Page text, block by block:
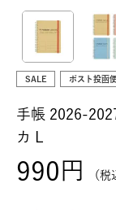
SALE ポスト投函
手帳 2026-
カ L
990 税